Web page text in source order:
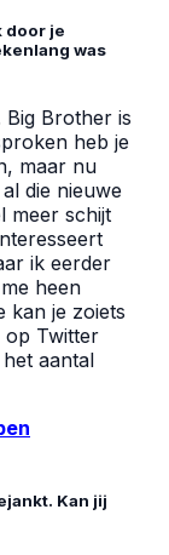
door je
was
Big Brother is
heb je
maar nu
die nieuwe
meer schijt
ik eerder
heen
kan je zoiets
op Twitter
aantal
Kan jij